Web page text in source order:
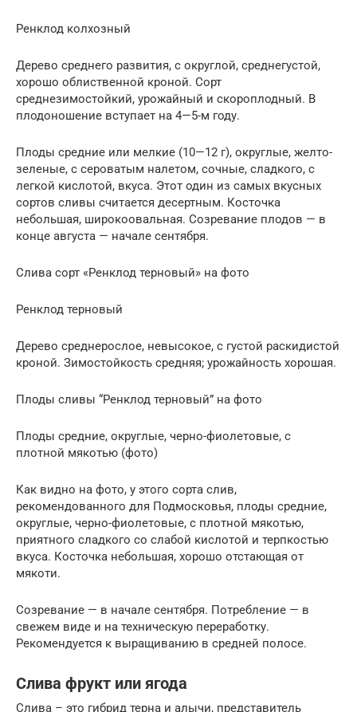
Ренклод колхозный
Дерево среднего развития, с округлой, среднегустой,
хорошо облиственной кроной. Сорт
среднезимостойкий, урожайный и скороплодный. В
плодоношение вступает на 4—5-м году.
Плоды средние или мелкие (10—12 г), округлые, желто-
зеленые, с сероватым налетом, сочные, сладкого, с
легкой кислотой, вкуса. Этот один из самых вкусных
сортов сливы считается десертным. Косточка
небольшая, широкоовальная. Созревание плодов — в
конце августа — начале сентября.
Слива сорт «Ренклод терновый» на фото
Ренклод терновый
Дерево среднерослое, невысокое, с густой раскидистой
кроной. Зимостойкость средняя; урожайность хорошая.
Плоды сливы “Ренклод терновый” на фото
Плоды средние, округлые, черно-фиолетовые, с
плотной мякотью (фото)
Как видно на фото, у этого сорта слив,
рекомендованного для Подмосковья, плоды средние,
округлые, черно-фиолетовые, с плотной мякотью,
приятного сладкого со слабой кислотой и терпкостью
вкуса. Косточка небольшая, хорошо отстающая от
мякоти.
Созревание — в начале сентября. Потребление — в
свежем виде и на техническую переработку.
Рекомендуется к выращиванию в средней полосе.
Слива фрукт или ягода
Слива – это гибрид терна и алычи, представитель